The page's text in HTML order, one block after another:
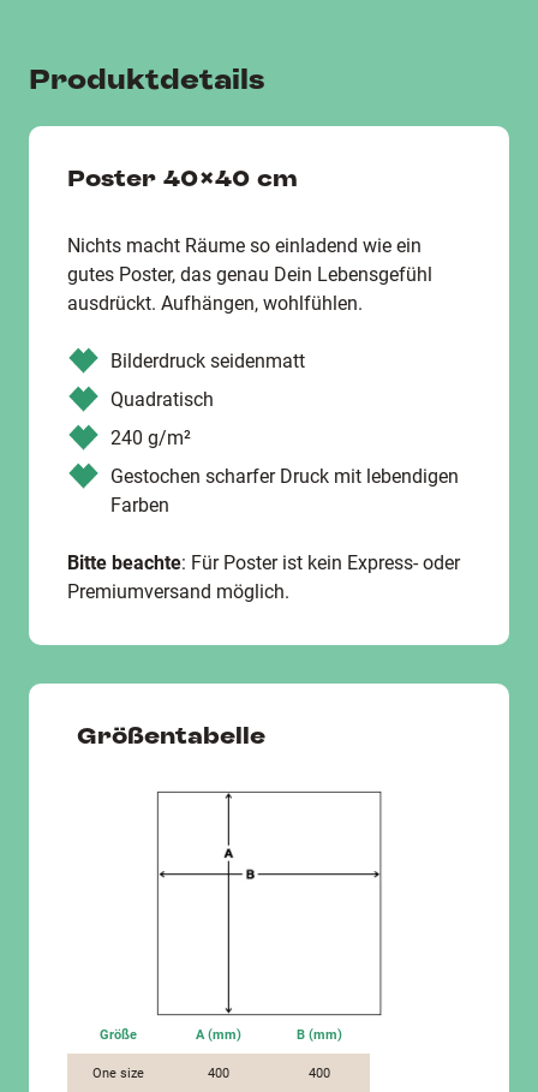
Produktdetails
Poster 40x40 cm
Nichts macht Räume so einladend wie ein
gutes Poster, das genau Dein Lebensgefühl
ausdrückt. Aufhängen, wohlfühlen.
Bilderdruck seidenmatt
Quadratisch
240 g/m²
Gestochen scharfer Druck mit lebendigen
Farben
Bitte beachte: Für Poster ist kein Express- oder
Premiumversand möglich.
Größentabelle
Größe A (mm) B (mm)
One size 400 400